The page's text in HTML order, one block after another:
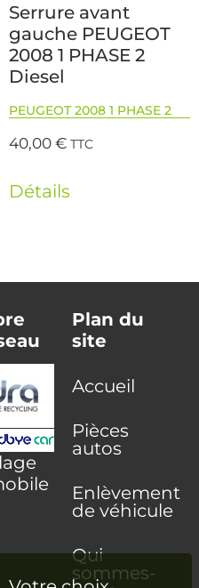
Serrure avant
gauche PEUGEOT
2008 1 PHASE 2
Diesel
PEUGEOT 2008 1 PHASE 2
40,00€ TTC
Détails
Plan du
site
Accueil
Pièces
autos
Enlèvement
de véhicule
Qui
sommes-